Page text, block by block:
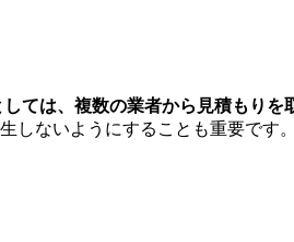
ては、複数の業者から見積もりを
しないようにすることも重要です。